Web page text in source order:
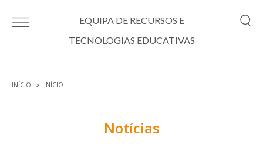
EQUIPA DE RECURSOS E
TECNOLOGIAS EDUCATIVAS
INÍCIO INÍCIO
Notícias